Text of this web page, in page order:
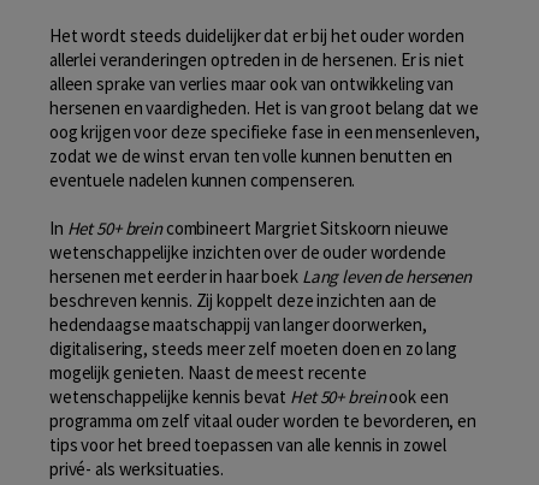
Het wordt steeds duidelijker dat er bij het ouder worden
allerlei veranderingen optreden in de hersenen. Er is niet
alleen sprake van verlies maar ook van ontwikkeling van
hersenen en vaardigheden. Het is van groot belang dat we
oog krijgen voor deze specifieke fase in een mensenleven,
zodat we de winst ervan ten volle kunnen benutten en
eventuele nadelen kunnen compenseren.
In Het 50+ breincombineert Margriet Sitskoorn nieuwe
wetenschappelijke inzichten over de ouder wordende
hersenen met eerder in haar boek Lang leven de hersenen
beschreven kennis. Zij koppelt deze inzichten aan de
hedendaagse maatschappij van langer doorwerken,
digitalisering, steeds meer zelf moeten doen en zo lang
mogelijk genieten. Naast de meest recente
wetenschappelijke kennis bevat Het 50+ breinook een
programma om zelf vitaal ouder worden te bevorderen, en
tips voor het breed toepassen van alle kennis in zowel
privé- als werksituaties.